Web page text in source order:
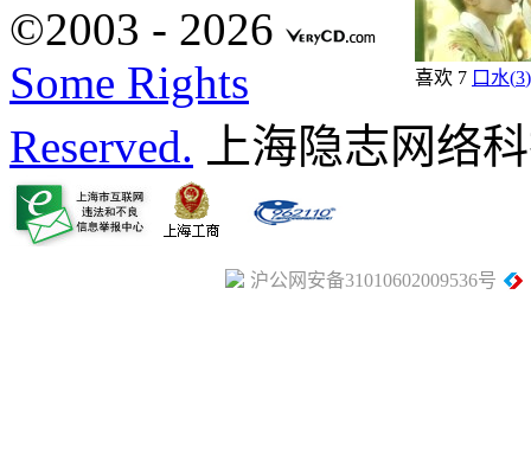
喜欢 7 口水(3)
©2003 - 2026
Some Rights
Reserved. 上海隐志网络
沪公网安备31010602009536号